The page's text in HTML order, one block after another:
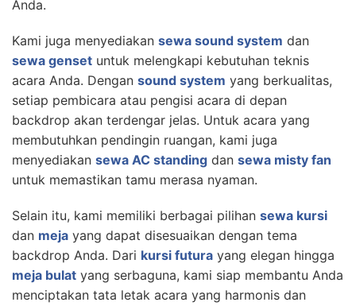
Anda.
Kami juga menyediakan sewa sound system dan
sewa genset untuk melengkapi kebutuhan teknis
acara Anda. Dengan sound system yang berkualitas,
setiap pembicara atau pengisi acara di depan
backdrop akan terdengar jelas. Untuk acara yang
membutuhkan pendingin ruangan, kami juga
menyediakan sewa AC standing dan sewa misty fan
untuk memastikan tamu merasa nyaman.
Selain itu, kami memiliki berbagai pilihan sewa kursi
dan meja yang dapat disesuaikan dengan tema
backdrop Anda. Dari kursi futura yang elegan hingga
meja bulat yang serbaguna, kami siap membantu Anda
menciptakan tata letak acara yang harmonis dan